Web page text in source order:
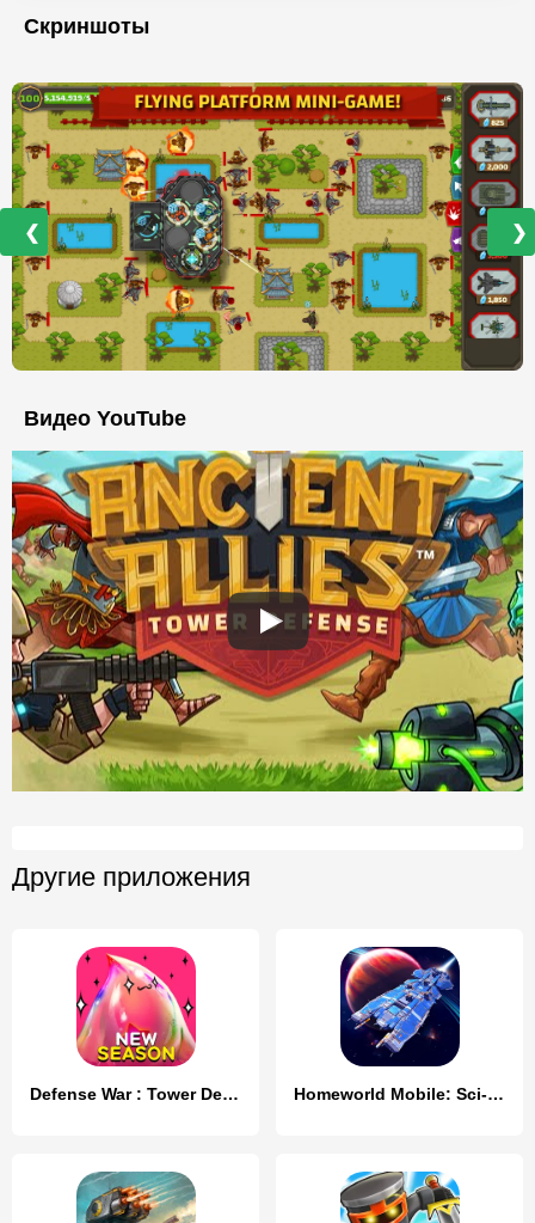
Скриншоты
❮ ❯
Видео YouTube
Другие приложения
Defense War : Tower Defense Homeworld Mobile: Sci-Fi MMO